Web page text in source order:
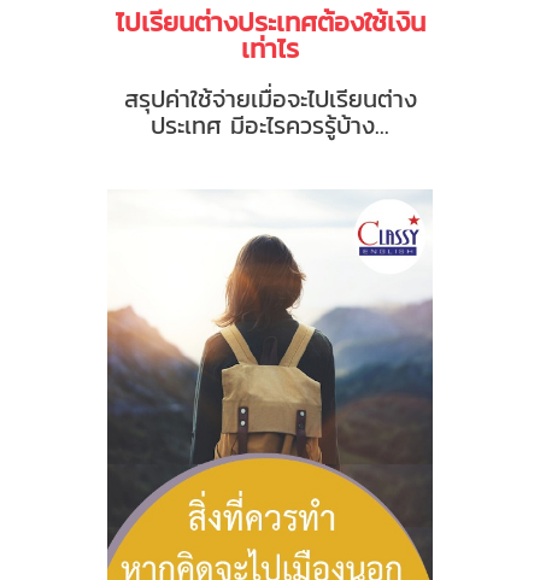
ไปเรียนต่างประเทศต้องใช้เงิน
เท่าไร
สรุปค่าใช้จ่ายเมื่อจะไปเรียนต่าง
ประเทศ มีอะไรควรรู้บ้าง...